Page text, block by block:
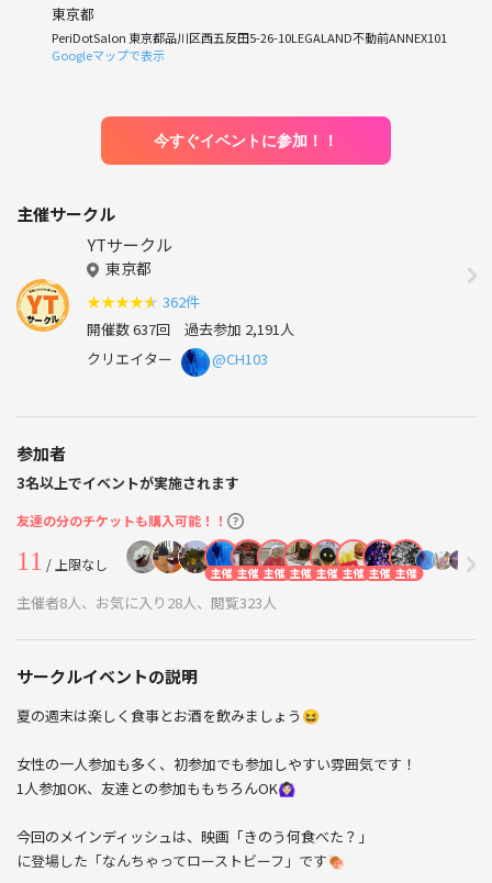
東京都
PeriDotSalon 東京都品川区西五反田5-26-10LEGALAND不動前ANNEX101
Googleマップで表示
今すぐイベントに参加！！
主催サークル
YTサークル
東京都
★★★★★ 362件
開催数 637回 過去参加 2,191人
クリエイター
@CH103
参加者
3名以上でイベントが実施されます
友達の分のチケットも購入可能！！
11 / 上限なし 主催 主催 主催 主催 主催 主催 主催 主催
主催者8人、お気に入り28人、閲覧323人
サークルイベントの説明
夏の週末は楽しく食事とお酒を飲みましょう😆
女性の一人参加も多く、初参加でも参加しやすい雰囲気です！
1人参加OK、友達との参加ももちろんOK🙆🏻‍♀️
今回のメインディッシュは、映画「きのう何食べた？」
に登場した「なんちゃってローストビーフ」です🍖